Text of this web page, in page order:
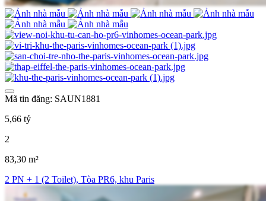
Mã tin đăng: SAUN1881
5,66 tỷ
2
83,30 m²
2 PN + 1 (2 Toilet), Tòa PR6, khu Paris